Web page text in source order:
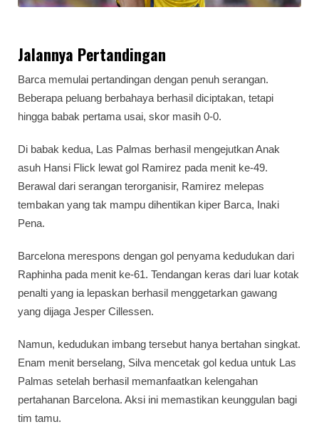
Jalannya Pertandingan
Barca memulai pertandingan dengan penuh serangan.
Beberapa peluang berbahaya berhasil diciptakan, tetapi
hingga babak pertama usai, skor masih 0-0.
Di babak kedua, Las Palmas berhasil mengejutkan Anak
asuh Hansi Flick lewat gol Ramirez pada menit ke-49.
Berawal dari serangan terorganisir, Ramirez melepas
tembakan yang tak mampu dihentikan kiper Barca, Inaki
Pena.
Barcelona merespons dengan gol penyama kedudukan dari
Raphinha pada menit ke-61. Tendangan keras dari luar kotak
penalti yang ia lepaskan berhasil menggetarkan gawang
yang dijaga Jesper Cillessen.
Namun, kedudukan imbang tersebut hanya bertahan singkat.
Enam menit berselang, Silva mencetak gol kedua untuk Las
Palmas setelah berhasil memanfaatkan kelengahan
pertahanan Barcelona. Aksi ini memastikan keunggulan bagi
tim tamu.